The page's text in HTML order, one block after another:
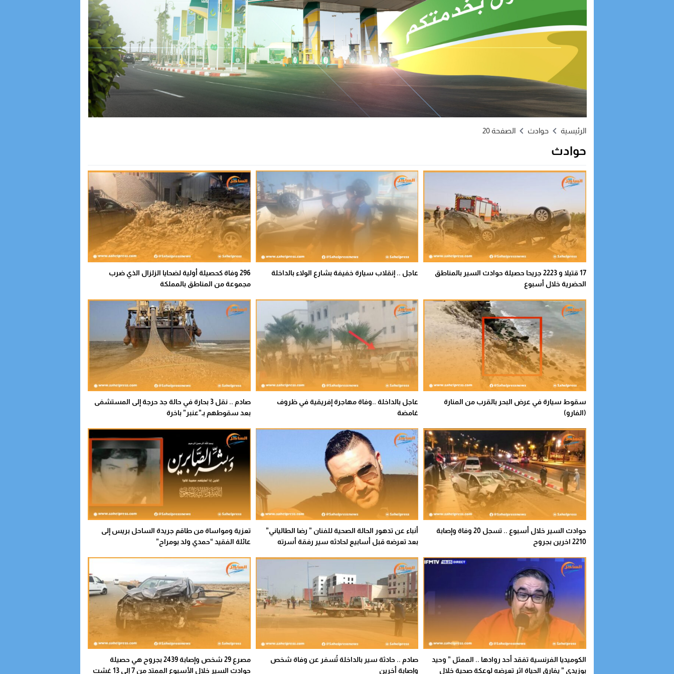
الرئيسية حوادث الصفحة 20
حوادث
17 قتيلا و 2223 جريحا حصيلة حوادث السير بالمناطق
الحضرية خلال أسبوع
عاجل .. إنقلاب سيارة خفيفة بشارع الولاء بالداخلة
296 وفاة كحصيلة أولية لضحايا الزلزال الذي ضرب
مجموعة من المناطق بالمملكة
سقوط سيارة في عرض البحر بالقرب من المنارة
(الفارو)
عاجل بالداخلة ..وفاة مهاجرة إفريقية في ظروف
غامضة
صادم .. نقل 3 بحارة في حالة جد حرجة إلى المستشفى
بعد سقوطهم بـ”عنبر” باخرة
حوادث السير خلال أسبوع .. تسجل 20 وفاة وإصابة
2210 اخرين بجروح
أنباء عن تدهور الحالة الصحية للفنان ” رضا الطالياني”
بعد تعرضه قبل أسابيع لحادثه سير رفقة أسرته
تعزية ومواساة من طاقم جريدة الساحل بريس إلى
عائلة الفقيد “حمدي ولد بومراح”
الكوميديا الفرنسية تفقد أحد روادها .. الممثل ” وحيد
بوزيدي ” يفارق الحياة اثر تعرضه لوعكة صحية خلال
صادم .. حادثة سير بالداخلة تُسفر عن وفاة شخص
وإصابة أخرين
مصرع 29 شخص وإصابة 2439 بجروح هي حصيلة
حوادث السير خلال الأسبوع الممتد من 7 إلى 13 غشت